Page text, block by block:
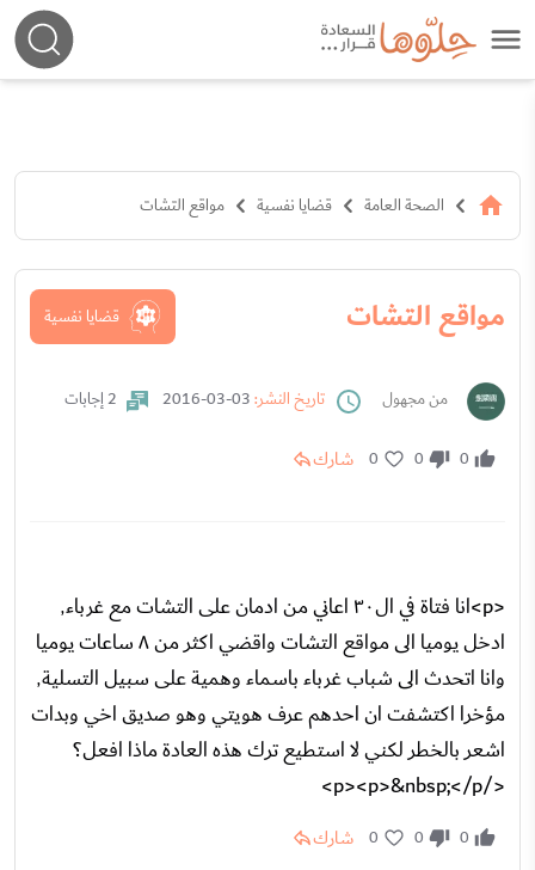
الصحة العامة قضايا نفسية مواقع التشات
مواقع التشات قضايا نفسية
من مجهول تاريخ النشر: 2 إجابات
0
0
0 شارك
<p>انا فتاة في ال٣٠ اعاني من ادمان على التشات مع غرباء٬
ادخل يوميا الى مواقع التشات واقضي اكثر من ٨ ساعات يوميا
وانا اتحدث الى شباب غرباء باسماء وهمية على سبيل التسلية٬
مؤخرا اكتشفت ان احدهم عرف هويتي وهو صديق اخي وبدات
اشعر بالخطر لكني لا استطيع ترك هذه العادة ماذا افعل؟
</p><p>&nbsp;</p>
0
0
0 شارك